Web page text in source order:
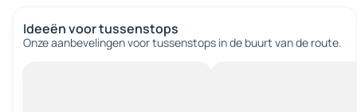
Ideeën voor tussenstops
Onze aanbevelingen voor tussenstops in de buurt van de route.